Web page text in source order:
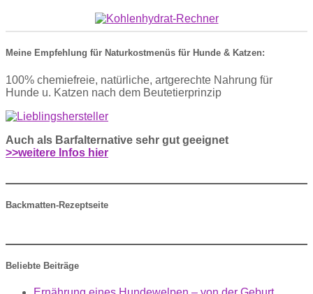
Meine Empfehlung für Naturkostmenüs für Hunde & Katzen:
100% chemiefreie, natürliche, artgerechte Nahrung für
Hunde u. Katzen nach dem Beutetierprinzip
Auch als Barfalternative sehr gut geeignet
>>weitere Infos hier
Backmatten-Rezeptseite
Beliebte Beiträge